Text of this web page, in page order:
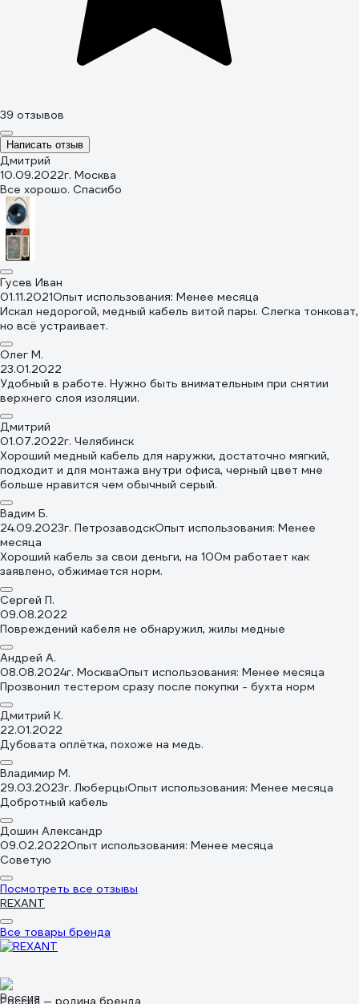
39 отзывов
Написать отзыв
Дмитрий
10.09.2022г. Москва
Все хорошо. Спасибо
Гусев Иван
01.11.2021Опыт использования: Менее месяца
Искал недорогой, медный кабель витой пары. Слегка тонковат,
но всё устраивает.
Олег М.
23.01.2022
Удобный в работе. Нужно быть внимательным при снятии
верхнего слоя изоляции.
Дмитрий
01.07.2022г. Челябинск
Хороший медный кабель для наружки, достаточно мягкий,
подходит и для монтажа внутри офиса, черный цвет мне
больше нравится чем обычный серый.
Вадим Б.
24.09.2023г. ПетрозаводскОпыт использования: Менее
месяца
Хороший кабель за свои деньги, на 100м работает как
заявлено, обжимается норм.
Сергей П.
09.08.2022
Повреждений кабеля не обнаружил, жилы медные
Андрей А.
08.08.2024г. МоскваОпыт использования: Менее месяца
Прозвонил тестером сразу после покупки - бухта норм
Дмитрий К.
22.01.2022
Дубовата оплётка, похоже на медь.
Владимир М.
29.03.2023г. ЛюберцыОпыт использования: Менее месяца
Добротный кабель
Дошин Александр
09.02.2022Опыт использования: Менее месяца
Советую
Посмотреть все отзывы
REXANT
Все товары бренда
Россия — родина бренда